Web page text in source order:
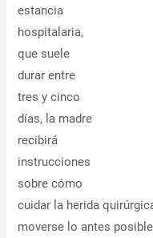
estancia
hospitalaria,
que suele
durar entre
tres y cinco
días, la madre
recibirá
instrucciones
sobre cómo
cuidar la herida
moverse lo antes